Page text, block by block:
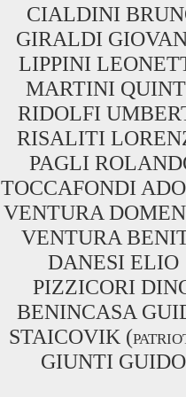
CIALDINI
GIRALDI
LIPPINI
MARTINI
RIDOLFI
RISALITI
PAGLI
TOCCAFONDI
VENTURA
VENTURA
DANESI ELIO
PIZZICORI
BENINCASA
STAICOVIK
GIUNTI GUIDO